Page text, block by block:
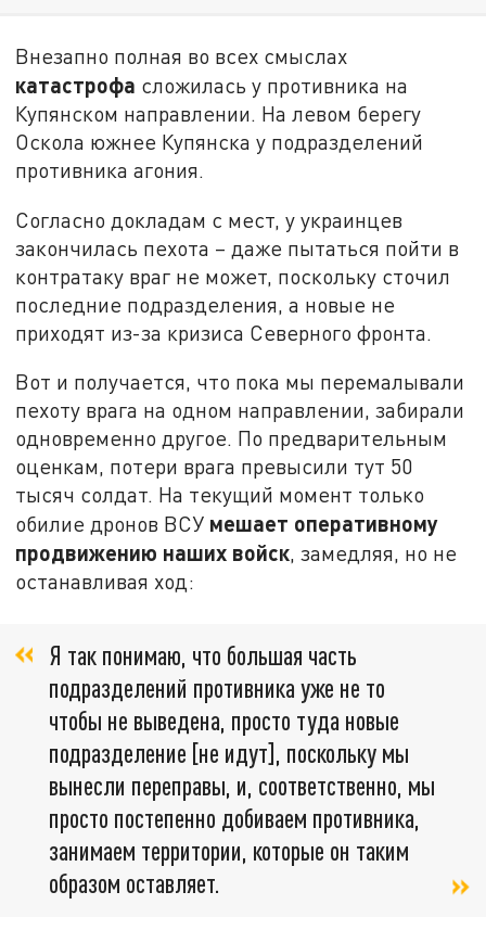
Внезапно полная во всех смыслах
катастрофа сложилась у противника на
Купянском направлении. На левом берегу
Оскола южнее Купянска у подразделений
противника агония.
Согласно докладам с мест, у украинцев
закончилась пехота – даже пытаться пойти в
контратаку враг не может, поскольку сточил
последние подразделения, а новые не
приходят из-за кризиса Северного фронта.
Вот и получается, что пока мы перемалывали
пехоту врага на одном направлении, забирали
одновременно другое. По предварительным
оценкам, потери врага превысили тут 50
тысяч солдат. На текущий момент только
обилие дронов ВСУ мешает оперативному
продвижению наших войск, замедляя, но не
останавливая ход:
Я так понимаю, что большая часть
подразделений противника уже не то
чтобы не выведена, просто туда новые
подразделение [не идут], поскольку мы
вынесли переправы, и, соответственно, мы
просто постепенно добиваем противника,
занимаем территории, которые он таким
образом оставляет.